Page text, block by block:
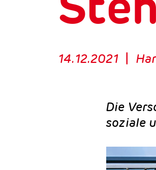
14.12.2021
Die
soziale